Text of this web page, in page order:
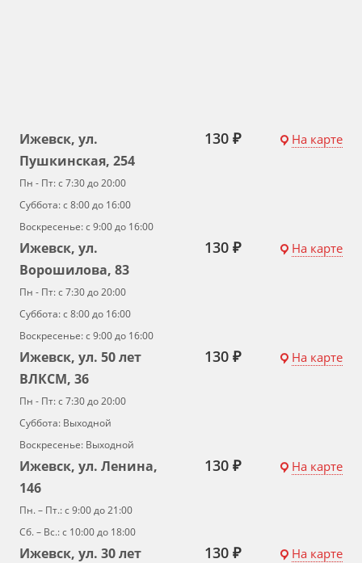
Ижевск, ул.
Пушкинская, 254
Пн - Пт: с 7:30 до 20:00
Суббота: с 8:00 до 16:00
Воскресенье: с 9:00 до 16:00
130 ₽ На карте
Ижевск, ул.
Ворошилова, 83
Пн - Пт: с 7:30 до 20:00
Суббота: с 8:00 до 16:00
Воскресенье: с 9:00 до 16:00
130 ₽ На карте
Ижевск, ул. 50 лет
ВЛКСМ, 36
Пн - Пт: с 7:30 до 20:00
Суббота: Выходной
Воскресенье: Выходной
130 ₽ На карте
Ижевск, ул. Ленина,
146
Пн. – Пт.: с 9:00 до 21:00
Сб. – Вс.: с 10:00 до 18:00
130 ₽ На карте
Ижевск, ул. 30 лет
130 ₽ На карте